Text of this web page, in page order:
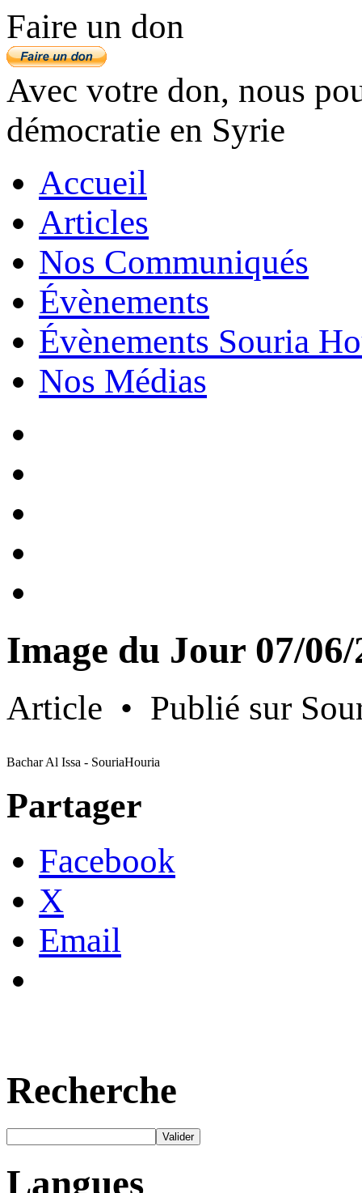
Faire un don
Avec votre don, nous
démocratie en Syrie
Accueil
Articles
Nos Communiqués
Évènements
Évènements Souria
Nos Médias
Image du Jour 07/
Article • Publié sur
Bachar Al Issa - SouriaHouria
Partager
Facebook
X
Email
Recherche
Langues